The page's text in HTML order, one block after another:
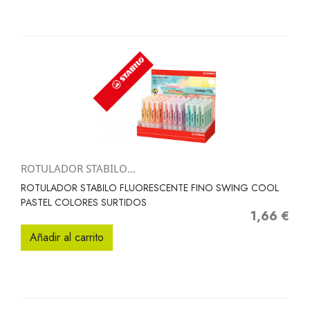
ROTULADOR STABILO...
ROTULADOR STABILO FLUORESCENTE FINO SWING COOL
PASTEL COLORES SURTIDOS
Precio
1,66 €
Añadir al carrito